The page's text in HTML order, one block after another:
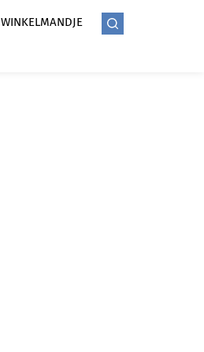
WINKELMANDJE